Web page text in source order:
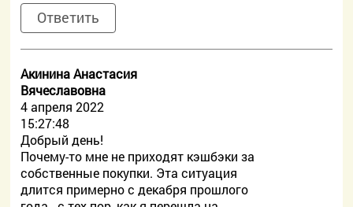
Ответить
Акинина Анастасия
Вячеславовна
4 апреля 2022
15:27:48
Добрый день!
Почему-то мне не приходят кэшбэки за
собственные покупки. Эта ситуация
длится примерно с декабря прошлого